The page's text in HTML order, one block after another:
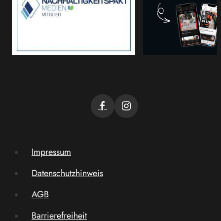
Impressum
Datenschutzhinweis
AGB
Barrierefreiheit